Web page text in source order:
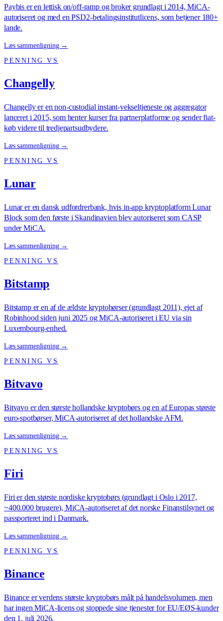
Paybis er en lettisk on/off-ramp og broker grundlagt i 2014, MiCA-
autoriseret og med en PSD2-betalingsinstitutlicens, som betjener 180+
lande.
Læs sammenligning →
PENNING VS
Changelly
Changelly er en non-custodial instant-vekseltjeneste og aggregator
lanceret i 2015, som henter kurser fra partnerplatforme og sender fiat-
køb videre til tredjepartsudbydere.
Læs sammenligning →
PENNING VS
Lunar
Lunar er en dansk udfordrerbank, hvis in-app kryptoplatform Lunar
Block som den første i Skandinavien blev autoriseret som CASP
under MiCA.
Læs sammenligning →
PENNING VS
Bitstamp
Bitstamp er en af de ældste kryptobørser (grundlagt 2011), ejet af
Robinhood siden juni 2025 og MiCA-autoriseret i EU via sin
Luxembourg-enhed.
Læs sammenligning →
PENNING VS
Bitvavo
Bitvavo er den største hollandske kryptobørs og en af Europas største
euro-spotbørser, MiCA-autoriseret af det hollandske AFM.
Læs sammenligning →
PENNING VS
Firi
Firi er den største nordiske kryptobørs (grundlagt i Oslo i 2017,
~400.000 brugere), MiCA-autoriseret af det norske Finanstilsynet og
passporteret ind i Danmark.
Læs sammenligning →
PENNING VS
Binance
Binance er verdens største kryptobørs målt på handelsvolumen, men
har ingen MiCA-licens og stoppede sine tjenester for EU/EØS-kunder
den 1. juli 2026.